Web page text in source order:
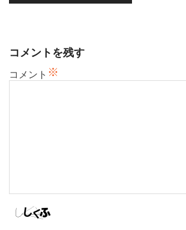
コメントを残す
コメント ※